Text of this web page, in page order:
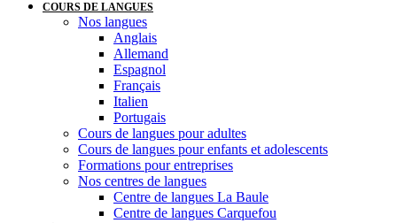
COURS DE LANGUES
Nos langues
Anglais
Allemand
Espagnol
Français
Italien
Portugais
Cours de langues pour adultes
Cours de langues pour enfants et adolescents
Formations pour entreprises
Nos centres de langues
Centre de langues La Baule
Centre de langues Carquefou